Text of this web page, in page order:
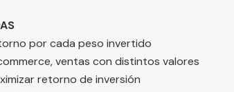
por cada peso invertido
ventas con distintos valores
retorno de inversión